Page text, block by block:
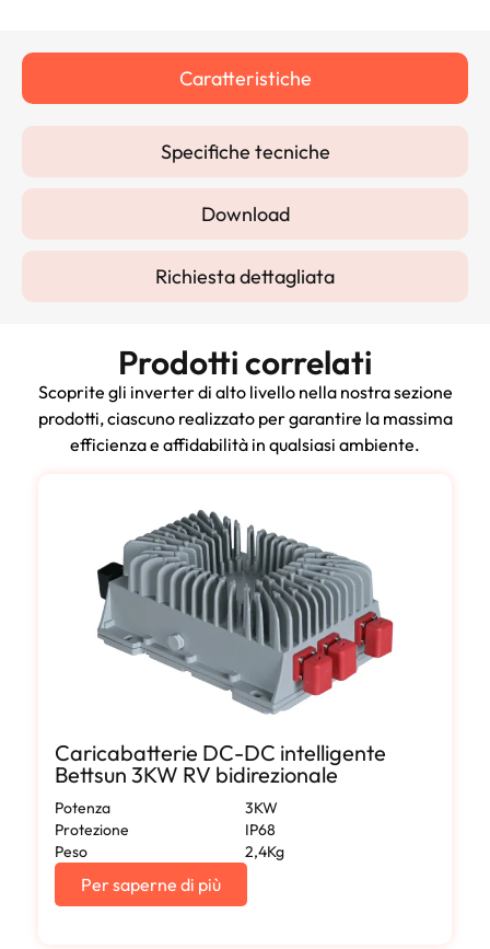
Caratteristiche
Specifiche tecniche
Download
Richiesta dettagliata
Prodotti correlati
Scoprite gli inverter di alto livello nella nostra sezione
prodotti, ciascuno realizzato per garantire la massima
efficienza e affidabilità in qualsiasi ambiente.
Caricabatterie DC-DC intelligente
Bettsun 3KW RV bidirezionale
Potenza
3KW
Protezione
IP68
Peso
2,4Kg
Per saperne di più